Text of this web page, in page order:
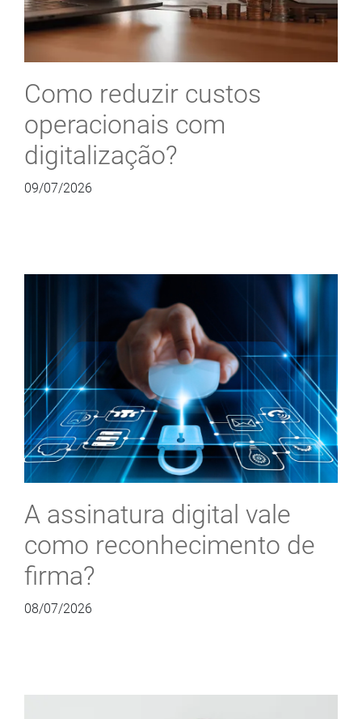
Como reduzir custos
operacionais com
digitalização?
09/07/2026
A assinatura digital vale
como reconhecimento de
firma?
08/07/2026